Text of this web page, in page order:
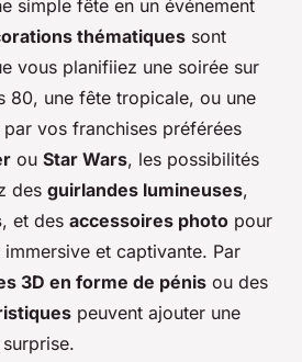
simple fête en un événement
thématiques sont
vous planifiiez une soirée sur
80, une fête tropicale, ou une
vos franchises préférées
ou Star Wars, les possibilités
des guirlandes lumineuses,
, et des accessoires photo pour
et captivante. Par
3D en forme de pénis ou des
peuvent ajouter une